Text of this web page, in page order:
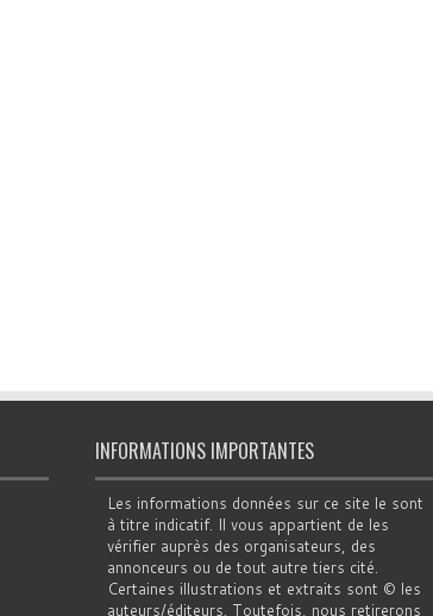
INFORMATIONS IMPORTANTES
Les informations données sur ce site le sont
à titre indicatif. Il vous appartient de les
vérifier auprès des organisateurs, des
annonceurs ou de tout autre tiers cité.
Certaines illustrations et extraits sont © les
auteurs/éditeurs. Toutefois, nous retirerons